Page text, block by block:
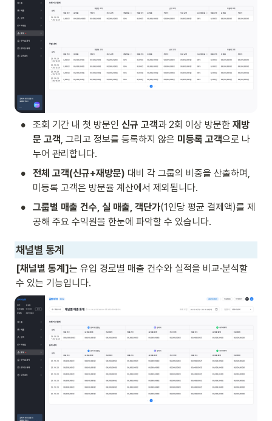
• 조회 기간 내 첫 방문인 신규 고객과 2회 이상 방문한 재방
문 고객, 그리고 정보를 등록하지 않은 미등록 고객으로 나
누어 관리합니다.
• 전체 고객(신규+재방문) 대비 각 그룹의 비중을 산출하며,
미등록 고객은 방문율 계산에서 제외됩니다.
• 그룹별 매출 건수, 실 매출, 객단가(1인당 평균 결제액)를 제
공해 주요 수익원을 한눈에 파악할 수 있습니다.
채널별 통계
[채널별 통계] 는 유입 경로별 매출 건수와 실적을 비교·분석할
수 있는 기능입니다.